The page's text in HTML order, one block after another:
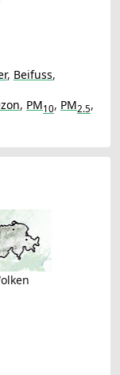
, Beifuss,
, PM10, PM2.5,